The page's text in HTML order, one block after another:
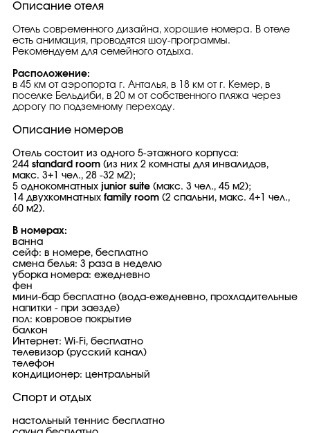
Описание отеля
Отель современного дизайна, хорошие номера. В отеле
есть анимация, проводятся шоу-программы.
Рекомендуем для семейного отдыха.
Расположение:
в 45 км от аэропорта г. Анталья, в 18 км от г. Кемер, в
поселкe Бельдиби, в 20 м от собственного пляжа через
дорогу по подземному переходу.
Описание номеров
Отель состоит из одного 5-этажного корпуса:
244 standard room (из них 2 комнаты для инвалидов,
макс. 3+1 чел., 28 -32 м2);
5 однокомнатных junior suite (макс. 3 чел., 45 м2);
14 двухкомнатных family room (2 спальни, макс. 4+1 чел.,
60 м2).
В номерах:
ванна
сейф: в номере, бесплатно
смена белья: 3 раза в неделю
уборка номера: ежедневно
фен
мини-бар бесплатно (вода-ежедневно, прохладительные
напитки - при заезде)
пол: ковровое покрытие
балкон
Интернет: Wi-Fi, бесплатно
телевизор (русский канал)
телефон
кондиционер: центральный
Спорт и отдых
настольный теннис бесплатно